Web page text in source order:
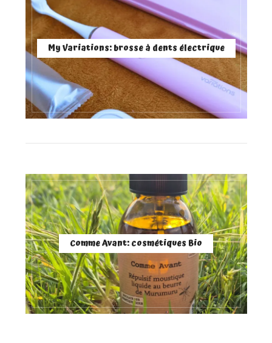
My Variations: brosse à dents électrique
Comme Avant: cosmétiques Bio